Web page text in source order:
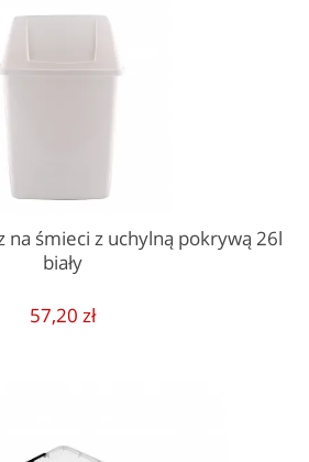
na śmieci z uchylną pokrywą 26l
biały
57,20 zł